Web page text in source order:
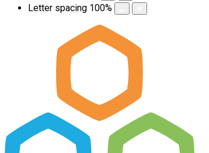
Letter spacing 100%